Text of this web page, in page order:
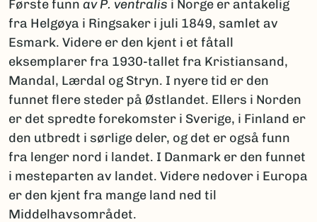
Første funn av P. ventralis i Norge er antakelig
fra Helgøya i Ringsaker i juli 1849, samlet av
Esmark. Videre er den kjent i et fåtall
eksemplarer fra 1930-tallet fra Kristiansand,
Mandal, Lærdal og Stryn. I nyere tid er den
funnet flere steder på Østlandet. Ellers i Norden
er det spredte forekomster i Sverige, i Finland er
den utbredt i sørlige deler, og det er også funn
fra lenger nord i landet. I Danmark er den funnet
i mesteparten av landet. Videre nedover i Europa
er den kjent fra mange land ned til
Middelhavsområdet.